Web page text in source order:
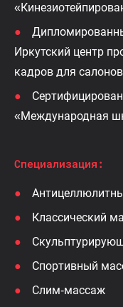
Иркутский центр
кадров для
«Международная
Специализация:
Классический
Спортивный
Слим-массаж